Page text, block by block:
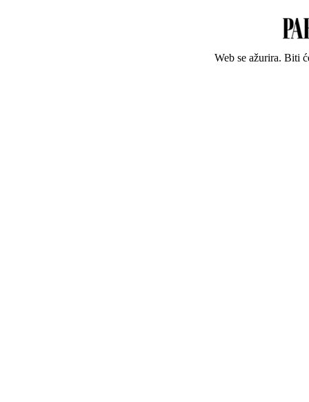
Web se ažurira. Biti